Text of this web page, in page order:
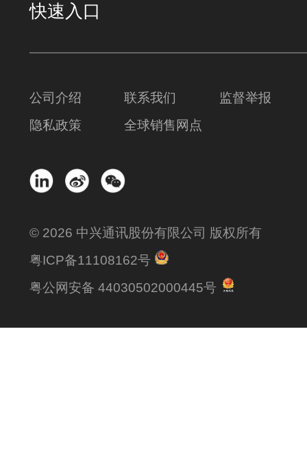
快速入口
公司介绍 联系我们
监督举报
隐私政策
全球销售网点
© 2026 中兴通讯股份有限公司 版权所有
粤ICP备11108162号
粤公网安备 44030502000445号